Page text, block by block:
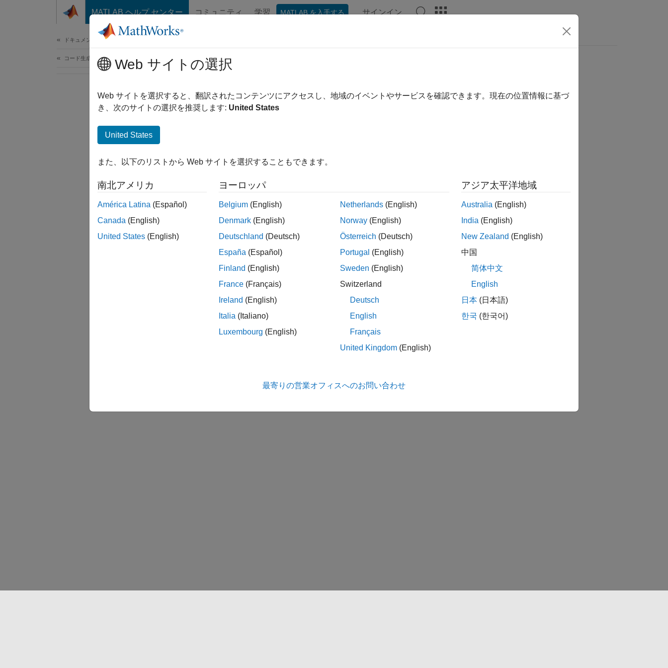
コンテンツへスキップ
MATLAB ヘルプ センター コミュニティ 学習 MATLAB を入手する サインイン
ドキュメンテーションのホーム
コード生成 Web サイトの選択
Web サイトを選択すると、翻訳されたコンテンツにアクセスし、地域のイベントやサービスを確認できます。現在の位置情報に基づ
き、次のサイトの選択を推奨します: United States
United States
また、以下のリストから Web サイトを選択することもできます。
南北アメリカ
América Latina (Español)
Canada (English)
United States (English)
ヨーロッパ
Belgium (English)
Denmark (English)
Deutschland (Deutsch)
España (Español)
Finland (English)
France (Français)
Ireland (English)
Italia (Italiano)
Luxembourg (English)
Netherlands (English)
Norway (English)
Österreich (Deutsch)
Portugal (English)
Sweden (English)
Switzerland
Deutsch
English
Français
United Kingdom (English)
アジア太平洋地域
Australia (English)
India (English)
New Zealand (English)
中国
简体中文
English
日本 (日本語)
한국 (한국어)
最寄りの営業オフィスへのお問い合わせ